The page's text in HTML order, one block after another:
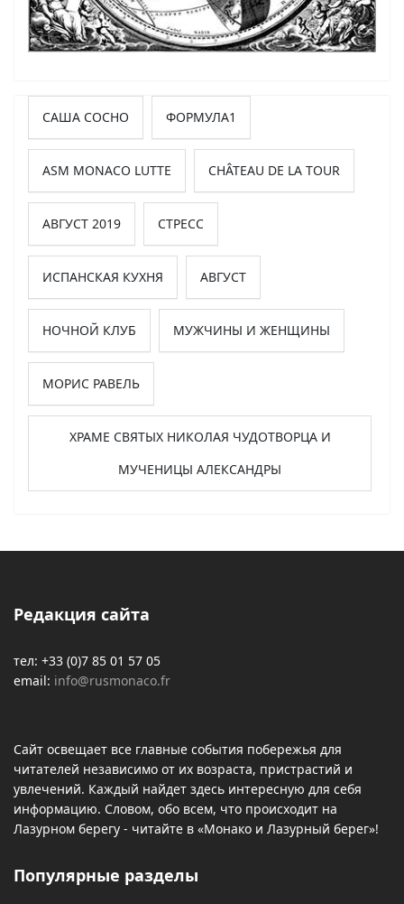
САША СОСНО ФОРМУЛА1
ASM MONACO LUTTE CHÂTEAU DE LA TOUR
АВГУСТ 2019 СТРЕСС
ИСПАНСКАЯ КУХНЯ АВГУСТ
НОЧНОЙ КЛУБ МУЖЧИНЫ И ЖЕНЩИНЫ
МОРИС РАВЕЛЬ
ХРАМЕ СВЯТЫХ НИКОЛАЯ ЧУДОТВОРЦА И
МУЧЕНИЦЫ АЛЕКСАНДРЫ
Редакция сайта
тел: +33 (0)7 85 01 57 05
email: info@rusmonaco.fr
Сайт освещает все главные события побережья для
читателей независимо от их возраста, пристрастий и
увлечений. Каждый найдет здесь интересную для себя
информацию. Словом, обо всем, что происходит на
Лазурном берегу - читайте в «Монако и Лазурный берег»!
Популярные разделы